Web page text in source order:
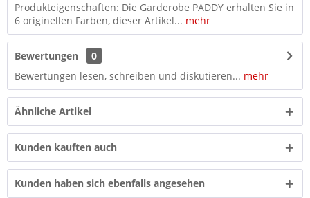
Produkteigenschaften: Die Garderobe PADDY erhalten Sie in
6 originellen Farben, dieser Artikel... mehr
Bewertungen
0
Bewertungen lesen, schreiben und diskutieren... mehr
Ähnliche Artikel
Kunden kauften auch
Kunden haben sich ebenfalls angesehen